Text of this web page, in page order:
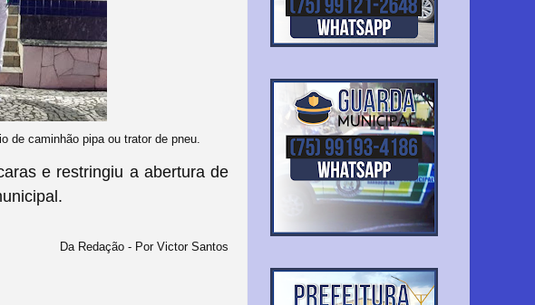
de caminhão pipa ou trator de pneu.
e restringiu a abertura de
Da Redação - Por Victor Santos